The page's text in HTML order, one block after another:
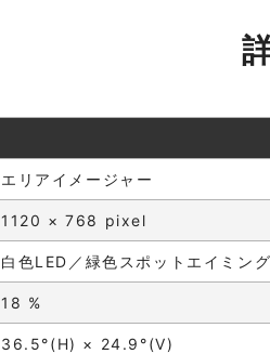
エリアイメージャー
1120 × 768 pixel
白色LED／緑色スポットエイミング
18 %
36.5°(H) × 24.9°(V)